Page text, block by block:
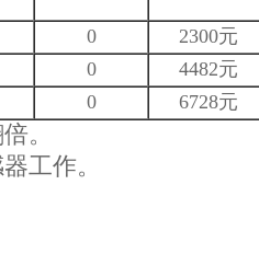
0
2300元
0
4482元
0 6728元
。
工作。